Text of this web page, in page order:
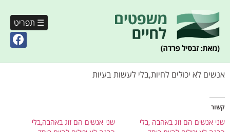
☰ תפריט
אנשים לא יכולים לחיות,בלי לעשות בעיות
קשור
שני אנשים הם זוג באהבה ,בלי
שני אנשים הם זוג באהבה,בלי